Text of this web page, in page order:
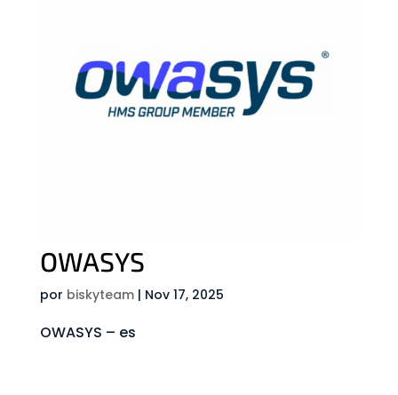
OWASYS
por biskyteam| Nov 17, 2025
OWASYS – es